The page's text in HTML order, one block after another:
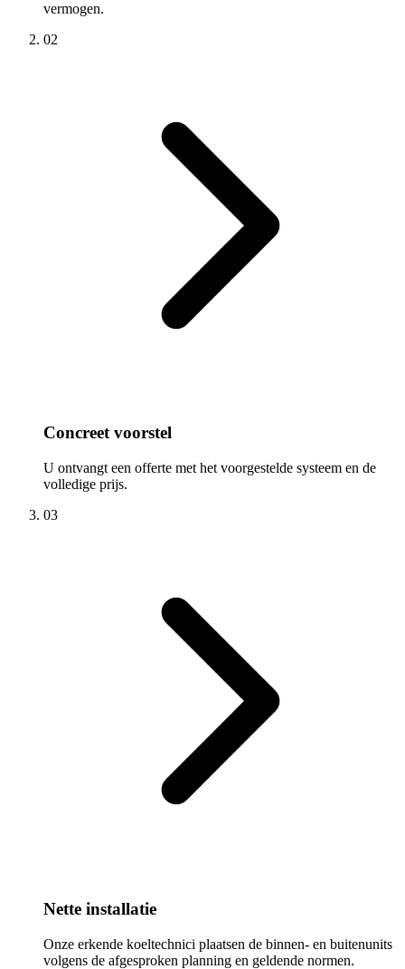
vermogen.
02
Concreet voorstel
U ontvangt een offerte met het voorgestelde systeem en de
volledige prijs.
03
Nette installatie
Onze erkende koeltechnici plaatsen de binnen- en buitenunits
volgens de afgesproken planning en geldende normen.